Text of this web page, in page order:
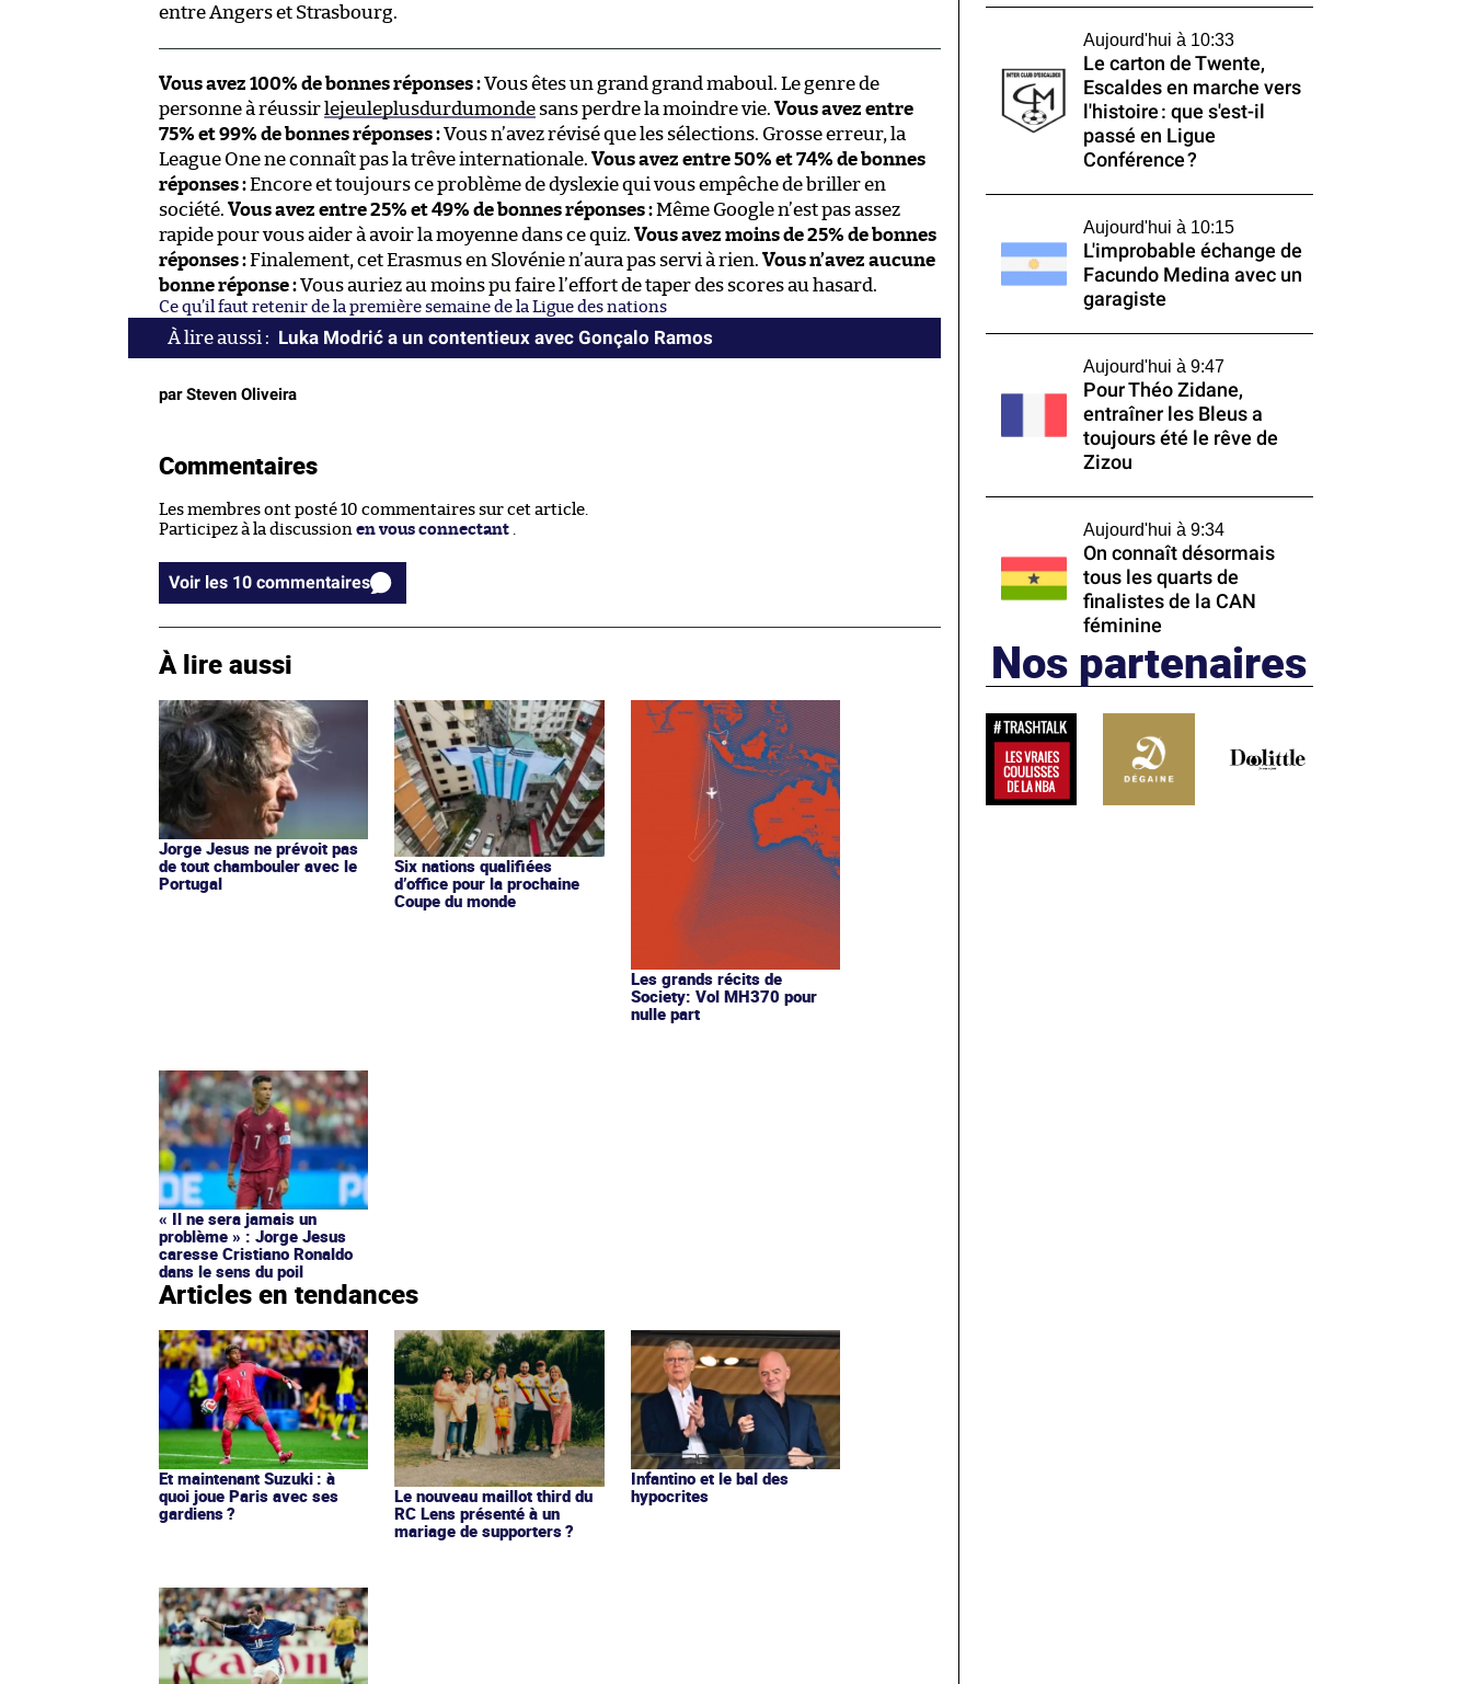
entre Angers et Strasbourg.
Vous avez 100% de bonnes réponses :Vous êtes un grand grand maboul. Le genre de
personne à réussir lejeuleplusdurdumonde sans perdre la moindre vie. Vous avez entre
75% et 99% de bonnes réponses :Vous n’avez révisé que les sélections. Grosse erreur, la
League One ne connaît pas la trêve internationale. Vous avez entre 50% et 74% de bonnes
réponses :Encore et toujours ce problème de dyslexie qui vous empêche de briller en
société. Vous avez entre 25% et 49% de bonnes réponses :Même Google n’est pas assez
rapide pour vous aider à avoir la moyenne dans ce quiz. Vous avez moins de 25% de bonnes
réponses :Finalement, cet Erasmus en Slovénie n’aura pas servi à rien. Vous n’avez aucune
bonne réponse :Vous auriez au moins pu faire l’effort de taper des scores au hasard.
Ce qu’il faut retenir de la première semaine de la Ligue des nations
Luka Modrić a un contentieux avec Gonçalo Ramos
par Steven Oliveira
Commentaires
Les membres ont posté 10 commentaires sur cet article.
Participez à la discussion en vous connectant
Voir les 10 commentaires
À lire aussi
Jorge Jesus ne prévoit pas
de tout chambouler avec le
Portugal
Six nations qualifiées
d’office pour la prochaine
Coupe du monde
Les grands récits de
Society: Vol MH370 pour
nulle part
« Il ne sera jamais un
problème » : Jorge Jesus
caresse Cristiano Ronaldo
dans le sens du poil
Articles en tendances
Et maintenant Suzuki : à
quoi joue Paris avec ses
gardiens ?
Le nouveau maillot third du
RC Lens présenté à un
mariage de supporters ?
Infantino et le bal des
hypocrites
Aujourd'hui à 10:33
Le carton de Twente,
Escaldes en marche vers
l'histoire : que s'est-il
passé en Ligue
Conférence ?
Aujourd'hui à 10:15
L'improbable échange de
Facundo Medina avec un
garagiste
Aujourd'hui à 9:47
Pour Théo Zidane,
entraîner les Bleus a
toujours été le rêve de
Zizou
Aujourd'hui à 9:34
On connaît désormais
tous les quarts de
finalistes de la CAN
féminine
Nos partenaires